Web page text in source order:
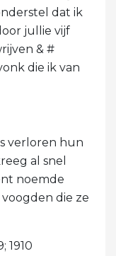
dat ik
jullie vijf
& #
die ik van
verloren hun
al snel
noemde
voogden die ze
1910